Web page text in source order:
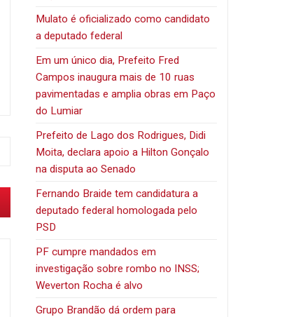
Mulato é oficializado como candidato
a deputado federal
Em um único dia, Prefeito Fred
Campos inaugura mais de 10 ruas
pavimentadas e amplia obras em Paço
do Lumiar
Prefeito de Lago dos Rodrigues, Didi
Moita, declara apoio a Hilton Gonçalo
na disputa ao Senado
Fernando Braide tem candidatura a
deputado federal homologada pelo
PSD
PF cumpre mandados em
investigação sobre rombo no INSS;
Weverton Rocha é alvo
Grupo Brandão dá ordem para